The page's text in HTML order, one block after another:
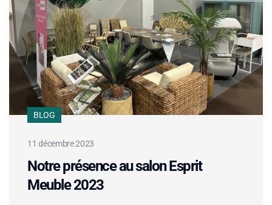
BLOG
11 décembre 2023
Notre présence au salon Esprit
Meuble 2023